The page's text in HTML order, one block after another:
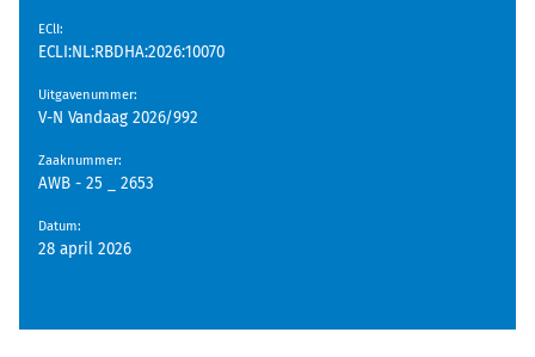
EClI:
ECLI:NL:RBDHA:2026:10070
Uitgavenummer:
V-N Vandaag 2026/992
Zaaknummer:
AWB - 25 _ 2653
Datum:
28 april 2026